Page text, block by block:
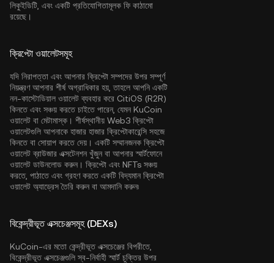
লিকুইডিটি, এবং একটি প্রতিযোগিতামূলক ফি কাঠামো
রয়েছে।
ক্রিপ্টো ওয়ালেটসমূহ
যদি নিরাপত্তা এবং আপনার ক্রিপ্টো সম্পদের উপর সম্পূর্ণ
নিয়ন্ত্রণ আপনার শীর্ষ অগ্রাধিকার হয়, তাহলে আপনি একটি
নন-কাস্টোডিয়াল ওয়ালেট ব্যবহার করে CitiOS (R2R)
কিনতে এবং সঞ্চয় করতে চাইতে পারেন, যেমনKuCoin
ওয়ালেট বা মেটামাস্ক। শীর্ষস্থানীয় Web3 ক্রিপ্টো
ওয়ালেটগুলি আপনাকে হাজার হাজার ক্রিপ্টোকারেন্সি সহজে
কিনতে বা সোয়াপ করতে দেয়। একটি সম্মানজনক ক্রিপ্টো
ওয়ালেট ব্রাউজার এক্সটেনশন খুঁজুন বা আপনার স্মার্টফোনে
ওয়ালেট ডাউনলোড করুন। ক্রিপ্টো এবং NFTs সঞ্চয়
করতে, পাঠাতে এবং গ্রহণ করতে একটি বিদ্যমান ক্রিপ্টো
ওয়ালেট অ্যাড্রেস তৈরি করুন বা আমদানি করুন৷
বিকেন্দ্রীভূত এক্সচেঞ্জসমূহ (DEXs)
KuCoin-এর মতো কেন্দ্রীভূত এক্সচেঞ্জের বিপরীতে,
বিকেন্দ্রীভূত এক্সচেঞ্জগুলি স্ব-নির্বাহী স্মার্ট চুক্তির উপর